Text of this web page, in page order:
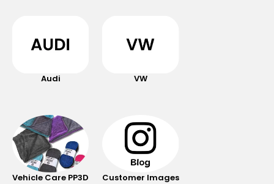
Audi VW
Vehicle Care PP3D Customer Images